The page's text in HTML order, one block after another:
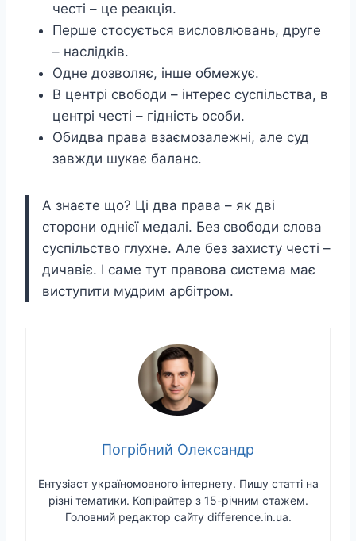
честі – це реакція.
Перше стосується висловлювань, друге
– наслідків.
Одне дозволяє, інше обмежує.
В центрі свободи – інтерес суспільства, в
центрі честі – гідність особи.
Обидва права взаємозалежні, але суд
завжди шукає баланс.
А знаєте що? Ці два права – як дві
сторони однієї медалі. Без свободи слова
суспільство глухне. Але без захисту честі –
дичавіє. І саме тут правова система має
виступити мудрим арбітром.
Погрібний Олександр
Ентузіаст україномовного інтернету. Пишу статті на
різні тематики. Копірайтер з 15-річним стажем.
Головний редактор сайту difference.in.ua.